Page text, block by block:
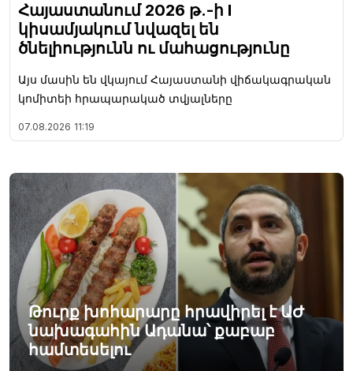
Հայաստանում 2026 թ.-ի I
կիսամյակում նվազել են
ծնելիությունն ու մահացությունը
Այս մասին են վկայում Հայաստանի վիճակագրական
կոմիտեի հրապարակած տվյալները
07.08.2026 11:19
Թուրք խոհարարը հրավիրել է ԱԺ
նախագահին Ադանա՝ քաբաբ
համտեսելու